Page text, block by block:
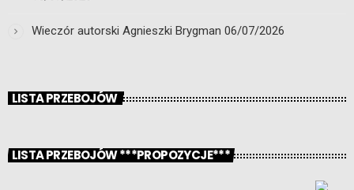
Wieczór autorski Agnieszki Brygman 06/07/2026
LISTA PRZEBOJÓW
LISTA PRZEBOJÓW ***PROPOZYCJE***